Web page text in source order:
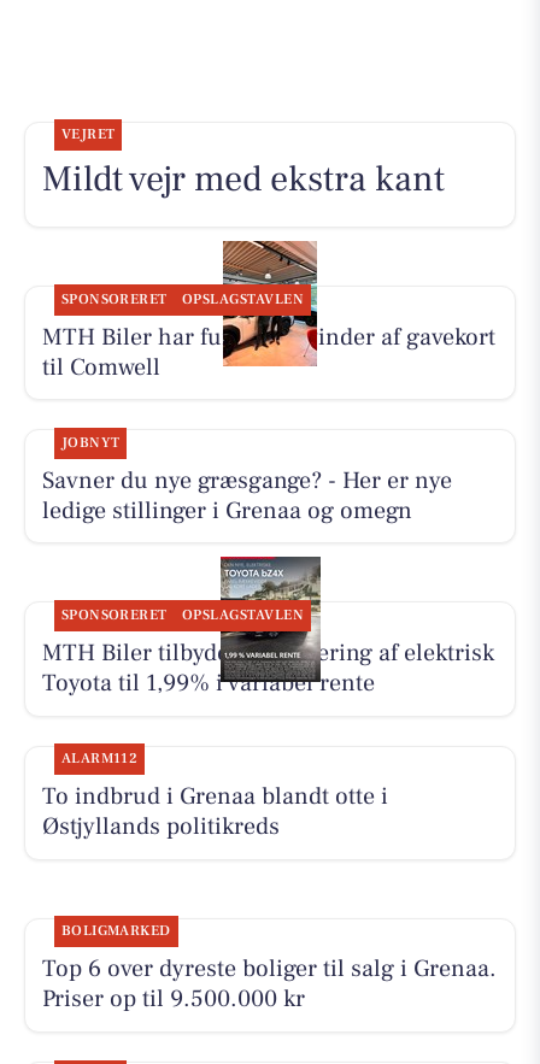
VEJRET
Mildt vejr med ekstra kant
SPONSORERET OPSLAGSTAVLEN
MTH Biler har fundet en vinder af gavekort
til Comwell
JOBNYT
Savner du nye græsgange? - Her er nye
ledige stillinger i Grenaa og omegn
SPONSORERET OPSLAGSTAVLEN
MTH Biler tilbyder finansiering af elektrisk
Toyota til 1,99% i variabel rente
ALARM112
To indbrud i Grenaa blandt otte i
Østjyllands politikreds
BOLIGMARKED
Top 6 over dyreste boliger til salg i Grenaa.
Priser op til 9.500.000 kr